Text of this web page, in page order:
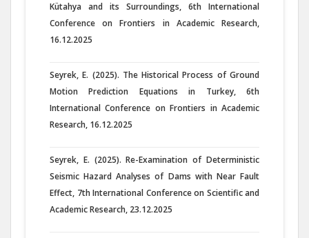
Kütahya and its Surroundings, 6th International
Conference on Frontiers in Academic Research,
16.12.2025
Seyrek, E. (2025). The Historical Process of Ground
Motion Prediction Equations in Turkey, 6th
International Conference on Frontiers in Academic
Research, 16.12.2025
Seyrek, E. (2025). Re-Examination of Deterministic
Seismic Hazard Analyses of Dams with Near Fault
Effect, 7th International Conference on Scientific and
Academic Research, 23.12.2025